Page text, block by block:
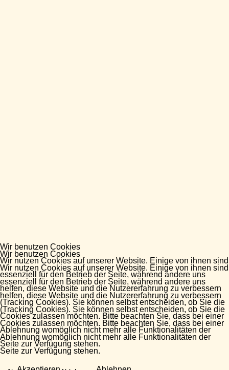
Wir benutzen Cookies
Wir nutzen Cookies auf unserer Website. Einige von ihnen sind
essenziell für den Betrieb der Seite, während andere uns
helfen, diese Website und die Nutzererfahrung zu verbessern
(Tracking Cookies). Sie können selbst entscheiden, ob Sie die
Cookies zulassen möchten. Bitte beachten Sie, dass bei einer
Ablehnung womöglich nicht mehr alle Funktionalitäten der
Seite zur Verfügung stehen.
Wir benutzen Cookies
Wir nutzen Cookies auf unserer Website. Einige von ihnen sind
essenziell für den Betrieb der Seite, während andere uns
helfen, diese Website und die Nutzererfahrung zu verbessern
(Tracking Cookies). Sie können selbst entscheiden, ob Sie die
Cookies zulassen möchten. Bitte beachten Sie, dass bei einer
Ablehnung womöglich nicht mehr alle Funktionalitäten der
Seite zur Verfügung stehen.